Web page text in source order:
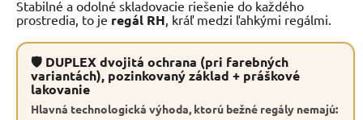
Stabilné a odolné skladovacie riešenie do každého
prostredia, to je regál RH , kráľ medzi ľahkými regálmi.
🛡 DUPLEX dvojitá ochrana (pri farebných
variantách), pozinkovaný základ + práškové
lakovanie
Hlavná technologická výhoda, ktorú bežné regály nemajú: